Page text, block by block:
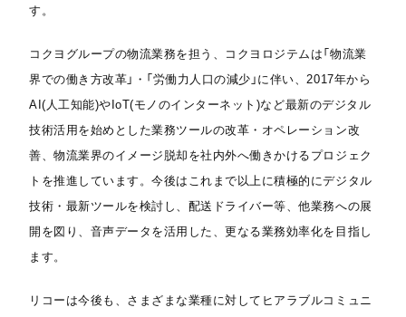
す。
コクヨグループの物流業務を担う、コクヨロジテムは「物流業
界での働き方改革」・「労働力人口の減少」に伴い、2017年から
AI(人工知能)やIoT(モノのインターネット)など最新のデジタル
技術活用を始めとした業務ツールの改革・オペレーション改
善、物流業界のイメージ脱却を社内外へ働きかけるプロジェク
トを推進しています。今後はこれまで以上に積極的にデジタル
技術・最新ツールを検討し、配送ドライバー等、他業務への展
開を図り、音声データを活用した、更なる業務効率化を目指し
ます。
リコーは今後も、さまざまな業種に対してヒアラブルコミュニ